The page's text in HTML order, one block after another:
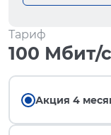
Тариф
100 Мбит/
Акция 4